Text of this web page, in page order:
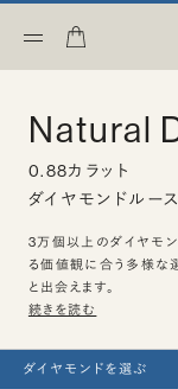
Natural
0.88カラット
ダイヤモンドルー
3万個以上のダイヤモ
る価値観に合う多様な
と出会えます。
続きを読む
ダイヤモンドを選ぶ